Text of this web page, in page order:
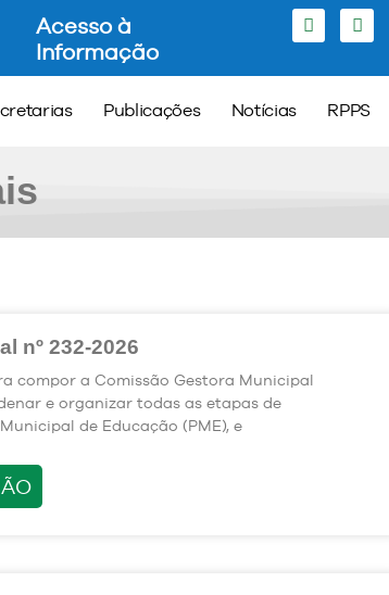
Acesso à
Informação
Publicações Notícias RPPS
nº 232-2026
compor a Comissão Gestora Municipal
e organizar todas as etapas de
de Educação (PME), e